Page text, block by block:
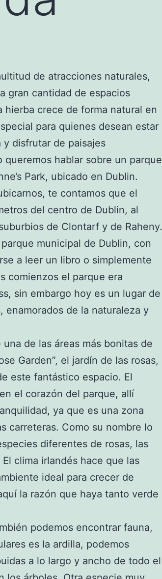
de atracciones naturales,
gran cantidad de espacios
crece de forma natural en
para quienes desean estar
disfrutar de paisajes
hablar sobre un parque
Park, ubicado en Dublin.
te contamos que el
del centro de Dublin, al
de Clontarf y de Raheny.
municipal de Dublin, con
a leer un libro o simplemente
comienzos el parque era
sin embargo hoy es un lugar de
enamorados de la naturaleza y
de las áreas más bonitas de
Garden”, el jardín de las rosas,
este fantástico espacio. El
el corazón del parque, allí
ya que es una zona
carreteras. Como su nombre lo
diferentes de rosas, las
clima irlandés hace que las
ideal para crecer de
la razón que haya tanto verde
podemos encontrar fauna,
es la ardilla, podemos
a lo largo y ancho de todo el